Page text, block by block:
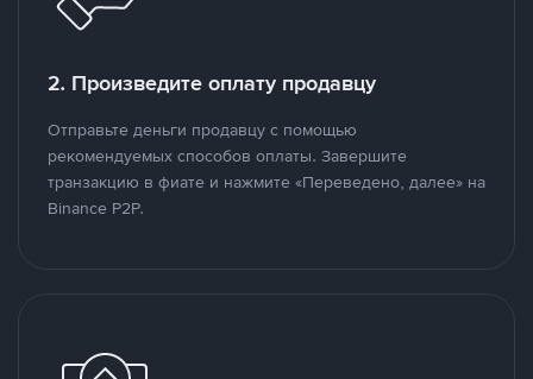
2. Произведите оплату продавцу
Отправьте деньги продавцу с помощью
рекомендуемых способов оплаты. Завершите
транзакцию в фиате и нажмите «Переведено, далее» на
Binance P2P.